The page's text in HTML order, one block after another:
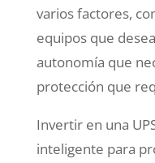
varios factores,
equipos que
autonomía que
protección que
Invertir en una
inteligente para